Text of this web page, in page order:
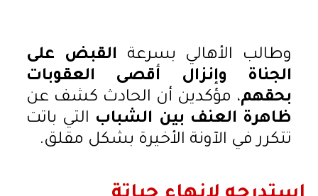
وطالب الأهالي بسرعة القبض على
الجناة وإنزال أقصى العقوبات
بحقهم، مؤكدين أن الحادث كشف عن
ظاهرة العنف بين الشباب التي باتت
تتكرر في الآونة الأخيرة بشكل مقلق.